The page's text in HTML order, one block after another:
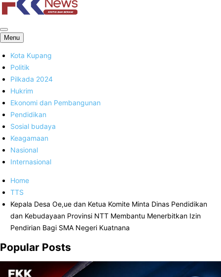
FKK News
Menu
Kota Kupang
Politik
Pilkada 2024
Hukrim
Ekonomi dan Pembangunan
Pendidikan
Sosial budaya
Keagamaan
Nasional
Internasional
Home
TTS
Kepala Desa Oe,ue dan Ketua Komite Minta Dinas Pendidikan
dan Kebudayaan Provinsi NTT Membantu Menerbitkan Izin
Pendirian Bagi SMA Negeri Kuatnana
Popular Posts